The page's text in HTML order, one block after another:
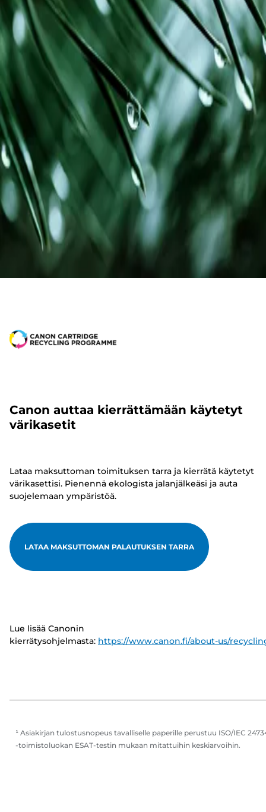
Canon auttaa kierrättämään käytetyt
värikasetit
Lataa maksuttoman toimituksen tarra ja kierrätä käytetyt
värikasettisi. Pienennä ekologista jalanjälkeäsi ja auta
suojelemaan ympäristöä.
LATAA MAKSUTTOMAN PALAUTUKSEN TARRA
Lue lisää Canonin
kierrätysohjelmasta: https://www.canon.fi/about-us/
¹ Asiakirjan tulostusnopeus tavalliselle paperille perustuu ISO/IEC
-toimistoluokan ESAT-testin mukaan mitattuihin keskiarvoihin.